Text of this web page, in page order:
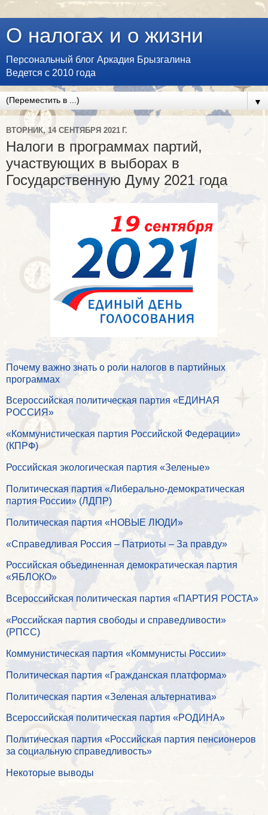
О налогах и о жизни
Персональный блог Аркадия Брызгалина
Ведется с 2010 года
▼
ВТОРНИК, 14 СЕНТЯБРЯ 2021 Г.
Налоги в программах партий,
участвующих в выборах в
Государственную Думу 2021 года
Почему важно знать о роли налогов в партийных
программах
Всероссийская политическая партия «ЕДИНАЯ
РОССИЯ»
«Коммунистическая партия Российской Федерации»
(КПРФ)
Российская экологическая партия «Зеленые»
Политическая партия «Либерально-демократическая
партия России» (ЛДПР)
Политическая партия «НОВЫЕ ЛЮДИ»
«Справедливая Россия – Патриоты – За правду»
Российская объединенная демократическая партия
«ЯБЛОКО»
Всероссийская политическая партия «ПАРТИЯ РОСТА»
«Российская партия свободы и справедливости»
(РПСС)
Коммунистическая партия «Коммунисты России»
Политическая партия «Гражданская платформа»
Политическая партия «Зеленая альтернатива»
Всероссийская политическая партия «РОДИНА»
Политическая партия «Российская партия пенсионеров
за социальную справедливость»
Некоторые выводы